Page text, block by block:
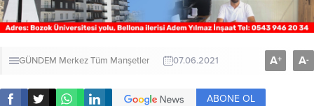
GÜNDEM MerkezTüm Manşetler 07.06.2021 A+ A-
ABONE OL